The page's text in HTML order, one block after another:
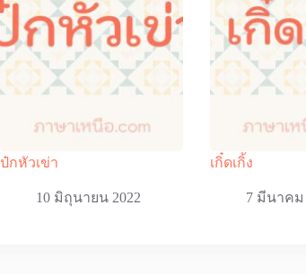
ป๋กหัวเข่า
10 มิถุนายน 2022
เกิ๋ดเกิ้ง
7 มีนาคม